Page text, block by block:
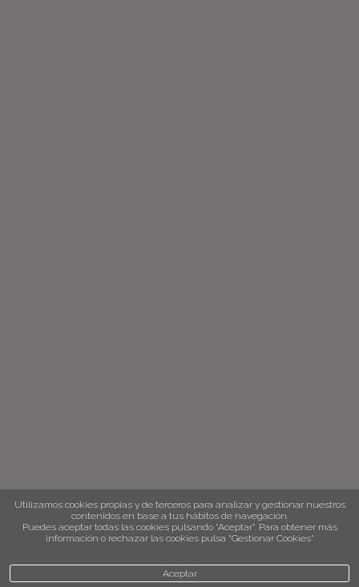
Utilizamos cookies propias y de terceros para analizar y gestionar nuestros
contenidos en base a tus hábitos de navegación.
Puedes aceptar todas las cookies pulsando “Aceptar”. Para obtener más
información o rechazar las cookies pulsa “Gestionar Cookies“
Aceptar